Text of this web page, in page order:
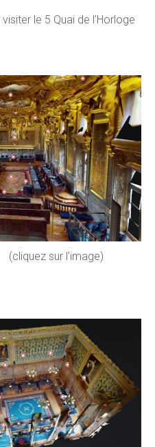
le 5 Quai de l’Horloge
(cliquez sur l’image)